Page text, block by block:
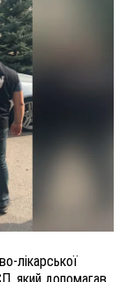
лікарської